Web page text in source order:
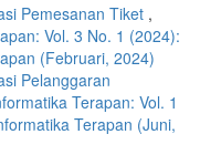
Pemesanan Tiket ,
Vol. 3 No. 1 (2024):
(Februari, 2024)
Pelanggaran
Terapan: Vol. 1
Terapan (Juni,